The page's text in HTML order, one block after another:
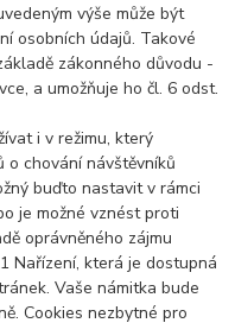
výše může být
osobních údajů. Takové
zákonného důvodu -
a umožňuje ho čl. 6 odst.
i v režimu, který
o chování návštěvníků
buďto nastavit v rámci
je možné vznést proti
oprávněného zájmu
Nařízení, která je dostupná
Vaše námitka bude
Cookies nezbytné pro